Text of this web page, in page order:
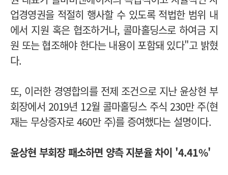
업경영권을 적절히 행사할 수 있도록 적법한 범위 내
에서 지원 혹은 협조하거나, 콜마홀딩스로 하여금 지
원 또는 협조해야 한다는 내용이 포함돼 있다"고 밝혔
다.
또, 이러한 경영합의를 전제 조건으로 지난 윤상현 부
회장에서 2019년 12월 콜마홀딩스 주식 230만 주(현
재는 무상증자로 460만 주)를 증여했다는 설명이다.
윤상현 부회장 패소하면 양측 지분율 차이 '4.41%'